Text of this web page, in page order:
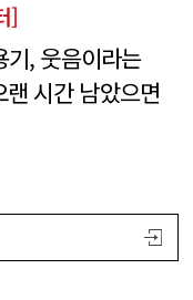
]
기, 웃음이라는
시간 남았으면